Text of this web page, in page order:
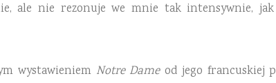
ale nie rezonuje we mnie tak intensywnie,
wystawieniem Notre Dameod jego francuskiej